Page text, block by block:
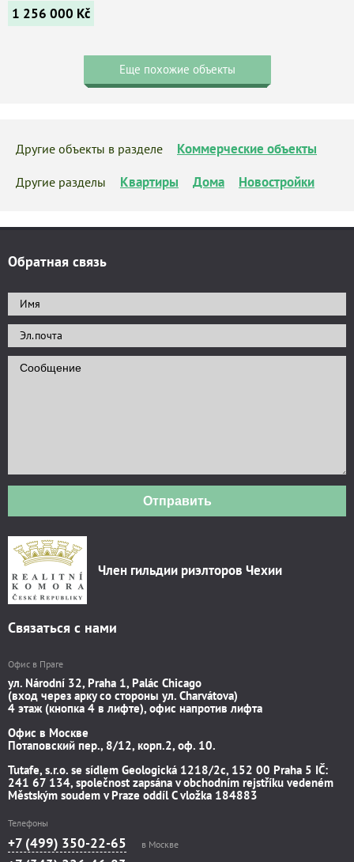
1 256 000 Kč
Еще похожие объекты
Другие объекты в разделе Коммерческие объекты
Другие разделы Квартиры Дома Новостройки
Обратная связь
Отправить
Член гильдии риэлторов Чехии
Связаться с нами
Офис в Праге
ул. Národní 32, Praha 1, Palác Chicago
(вход через арку со стороны ул. Charvátova)
4 этаж (кнопка 4 в лифте), офис напротив лифта
Офис в Москве
Потаповский пер., 8/12, корп.2, оф. 10.
Tutafe, s.r.o. se sídlem Geologická 1218/2c, 152 00 Praha 5 IČ:
241 67 134, společnost zapsána v obchodním rejstříku vedeném
Městským soudem v Praze oddíl C vložka 184883
Телефоны
+7 (499) 350-22-65 в Москве